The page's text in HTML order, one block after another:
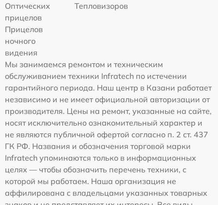
Оптических
прицелов
Тепловизоров
Прицелов
ночного
видения
Мы занимаемся ремонтом и техническим
обслуживанием техники Infratech по истечении
гарантийного периода. Наш центр в Казани работает
независимо и не имеет официальной авторизации от
производителя. Цены на ремонт, указанные на сайте,
носят исключительно ознакомительный характер и
не являются публичной офертой согласно п. 2 ст. 437
ГК РФ. Названия и обозначения торговой марки
Infratech упоминаются только в информационных
целях — чтобы обозначить перечень техники, с
которой мы работаем. Наша организация не
аффилирована с владельцами указанных товарных